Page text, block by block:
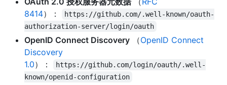
8414）：
https://github.com/.well-known/oauth-
authorization-server/login/oauth
OpenID Connect Discovery （OpenID Connect
Discovery
1.0）：
https://github.com/login/oauth/.well-
known/openid-configuration